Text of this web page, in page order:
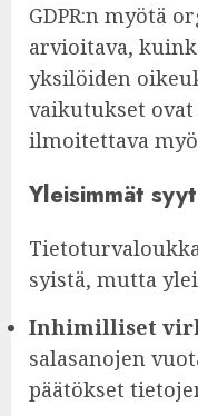
GDPR:n myötä
arvioitava,
yksilöiden
vaikutukset
ilmoitettava
Yleisimmät
syistä, mutta
Inhimilliset
salasanojen
päätökset